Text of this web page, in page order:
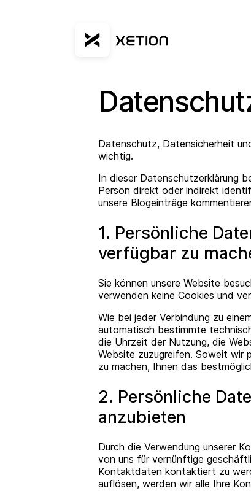
Datenschutz, Datensicherheit
wichtig.
In dieser Datenschutzerklärung
Person direkt oder indirekt
unsere Blogeinträge
1. Persönliche
verfügbar zu
Sie können unsere Website
verwenden keine Cookies und
Wie bei jeder Verbindung zu
automatisch bestimmte
die Uhrzeit der Nutzung, die
Website zuzugreifen. Soweit wir
zu machen, Ihnen das
2. Persönliche
anzubieten
Durch die Verwendung unserer
von uns für vernünftige
Kontaktdaten kontaktiert zu
auflösen, werden wir alle Ihre